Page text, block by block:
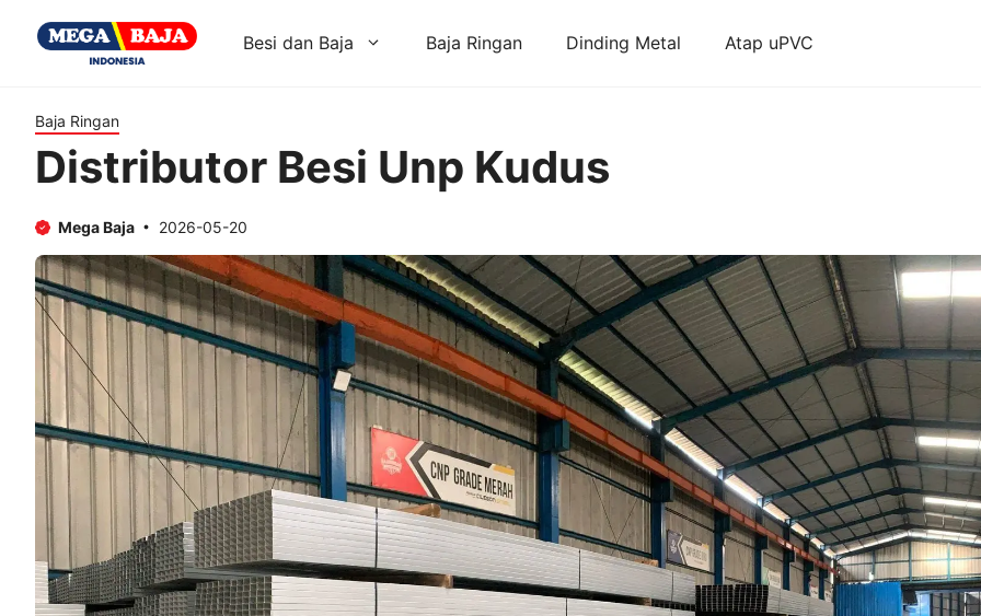
Besi dan Baja Baja Ringan Dinding Metal Atap uPVC
Baja Ringan
Distributor Besi Unp Kudus
Mega Baja 2026-05-20